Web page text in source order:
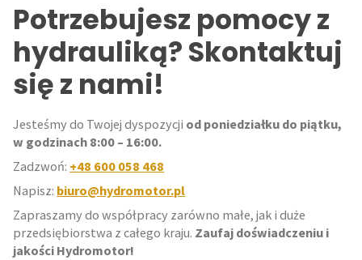
Potrzebujesz pomocy z
hydrauliką? Skontaktuj
się z nami!
Jesteśmy do Twojej dyspozycji od poniedziałku do piątku,
w godzinach 8:00 – 16:00.
Zadzwoń: +48 600 058 468
Napisz: biuro@hydromotor.pl
Zapraszamy do współpracy zarówno małe, jak i duże
przedsiębiorstwa z całego kraju. Zaufaj doświadczeniu i
jakości Hydromotor!